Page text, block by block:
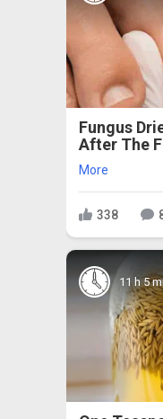
Fungus
After The
More
338
11 h 5